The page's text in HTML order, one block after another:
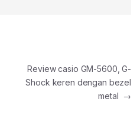
Review casio GM-5600, G-
Shock keren dengan bezel
metal →